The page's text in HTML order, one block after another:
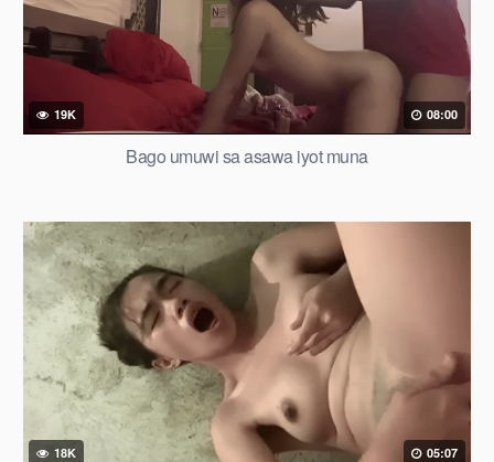
19K 08:00
Bago umuwi sa asawa iyot muna
18K 05:07